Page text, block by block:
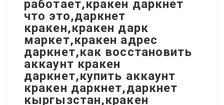
работает,кракен даркнет
что это,даркнет
кракен,кракен дарк
маркет,кракен адрес
даркнет,как восстановить
аккаунт кракен
даркнет,купить аккаунт
кракен даркнет,даркнет
кыргызстан,кракен